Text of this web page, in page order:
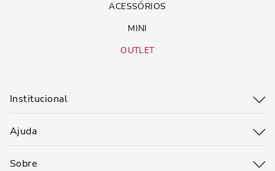
ACESSÓRIOS
MINI
OUTLET
Institucional
Ajuda
Sobre